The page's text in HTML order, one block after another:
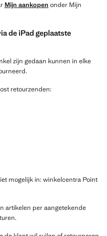
Mijn aankopen onder Mijn
de iPad geplaatste
zijn gedaan kunnen in elke
retourzenden:
mogelijk in: winkelcentra Point
artikelen per aangetekende